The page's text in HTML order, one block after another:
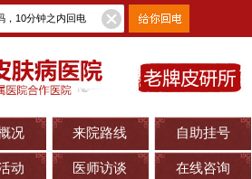
况 来院路线 自助挂号
动 医师访谈 在线咨询